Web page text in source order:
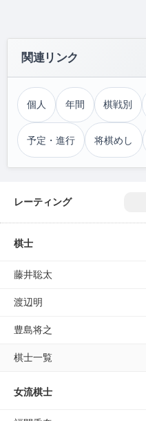
関連リンク
個人 年間 棋戦別
予定・進行 将棋めし
レーティング
棋士
藤井聡太
渡辺明
豊島将之
棋士一覧
女流棋士